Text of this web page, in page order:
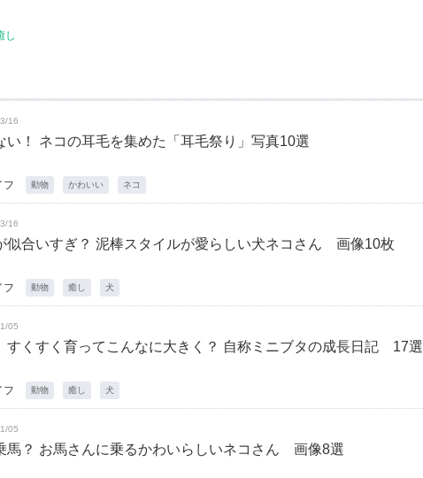
し
16
い！ ネコの耳毛を集めた「耳毛祭り」写真10選
フ 動物 かわいい ネコ
16
似合いすぎ？ 泥棒スタイルが愛らしい犬ネコさん 画像10枚
フ 動物 癒し 犬
05
すくすく育ってこんなに大きく？ 自称ミニブタの成長日記 17選
フ 動物 癒し 犬
05
馬？ お馬さんに乗るかわいらしいネコさん 画像8選